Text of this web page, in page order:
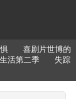
喜剧片世博的
活第二季
失踪